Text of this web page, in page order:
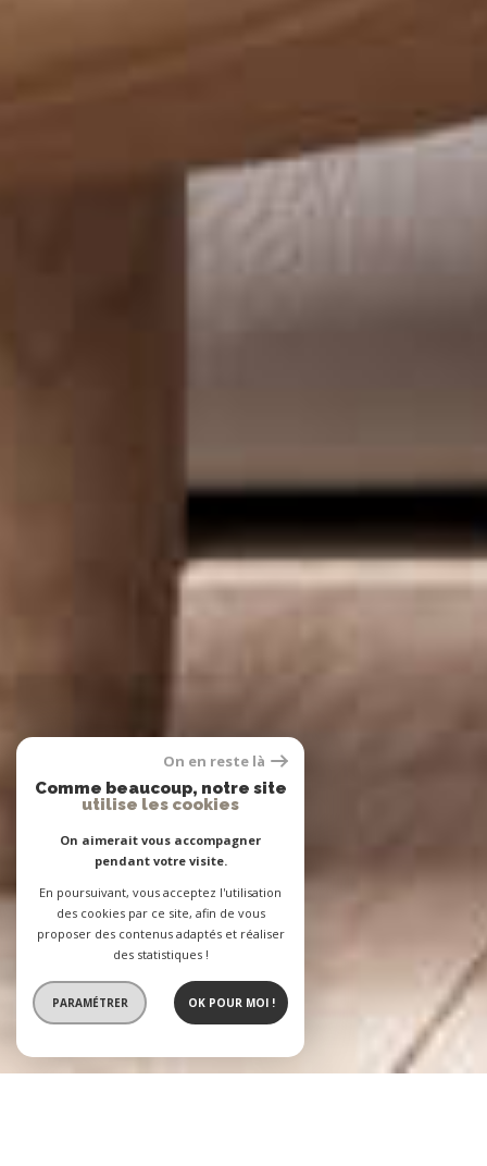
On en reste là
Comme beaucoup, notre site
utilise les cookies
On aimerait vous accompagner
pendant votre visite.
En poursuivant, vous acceptez l'utilisation
des cookies par ce site, afin de vous
proposer des contenus adaptés et réaliser
des statistiques !
PARAMÉTRER OK POUR MOI !